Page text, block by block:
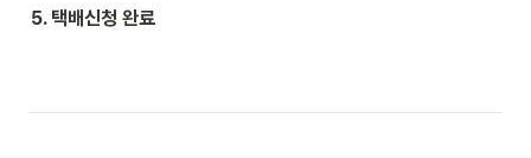
5. 택배신청 완료